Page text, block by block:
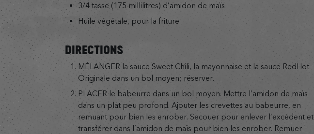
3/4 tasse (175 millilitres) d’amidon de maïs
Huile végétale, pour la friture
DIRECTIONS
MÉLANGER la sauce Sweet Chili, la mayonnaise et la sauce RedHot
Originale dans un bol moyen; réserver.
PLACER le babeurre dans un bol moyen. Mettre l’amidon de maïs
dans un plat peu profond. Ajouter les crevettes au babeurre, en
remuant pour bien les enrober. Secouer pour enlever l’excédent et
transférer dans l’amidon de maïs pour bien les enrober. Remuer